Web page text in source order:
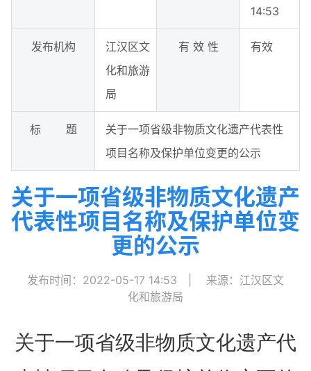
14:53
发布机构
江汉区文
化和旅游
局
有 效 性 有效
标 题
关于一项省级非物质文化遗产代表性
项目名称及保护单位变更的公示
关于一项省级非物质文化遗产
代表性项目名称及保护单位变
更的公示
发布时间：2022-05-17 14:53
来源：江汉区文
化和旅游局
关于一项省级非物质文化遗产代